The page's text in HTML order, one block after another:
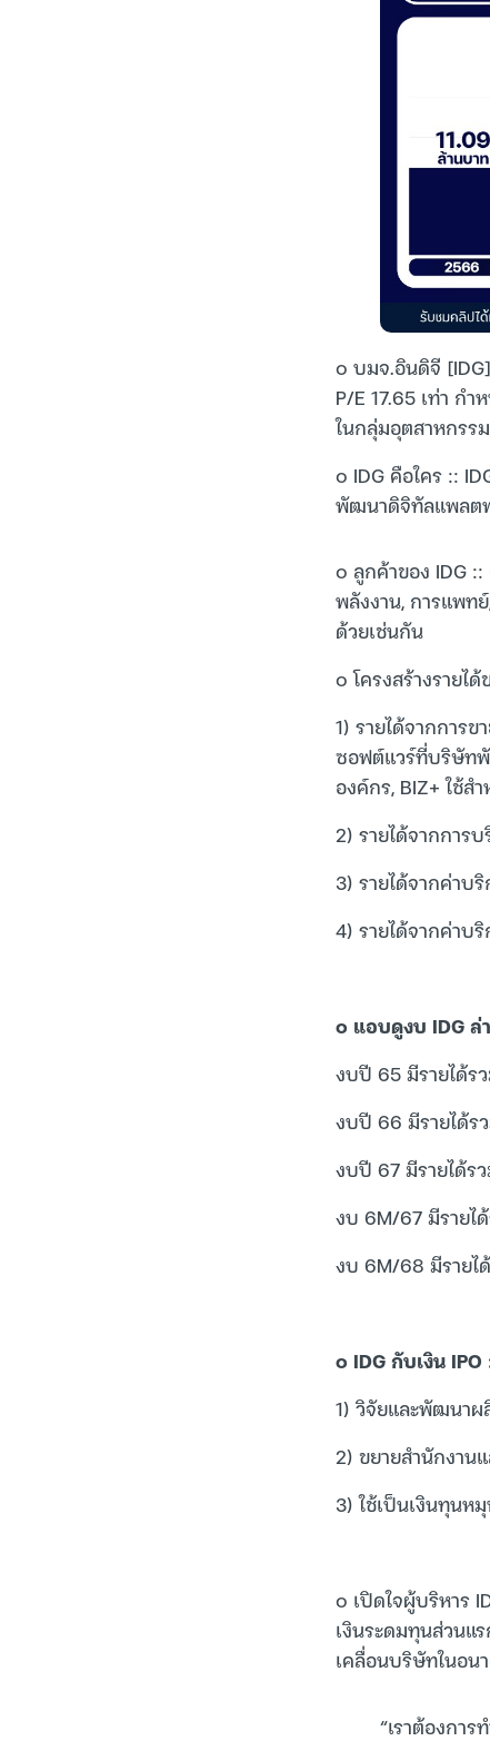
๐ บมจ.อินดิจี
P/E 17.65 เท่า ก
ในกลุ่มอุตสาหกรร
๐ IDG คือใคร ::
พัฒนาดิจิทัลแพลต
๐ ลูกค้าของ IDG
พลังงาน, การแพท
ด้วยเช่นกัน
๐ โครงสร้างราย
1) รายได้จากการ
ซอฟต์แวร์ที่บริษัทพั
องค์กร, BIZ+ ใช้ส
2) รายได้จากกา
3) รายได้จากค่าบ
4) รายได้จากค่าบ
๐ แอบดูงบ IDG ล่
งบปี 65 มีรายได้ร
งบปี 66 มีรายได้ร
งบปี 67 มีรายได้ร
งบ 6M/67 มีรายไ
งบ 6M/68 มีรายไ
๐ IDG กับเงิน
1) วิจัยและพัฒนา
2) ขยายสำนักงาน
3) ใช้เป็นเงินทุนห
๐ เปิดใจผู้บริหาร
เงินระดมทุนส่วนแ
เคลื่อนบริษัทในอน
“เราต้องกา